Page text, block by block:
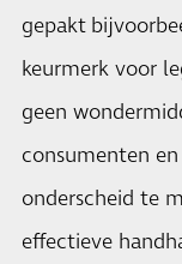
gepakt
keurmerk voor
geen
consumenten
onderscheid te
effectieve